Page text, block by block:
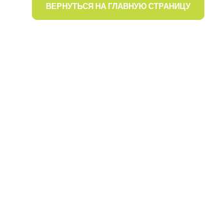
ВЕРНУТЬСЯ НА ГЛАВНУЮ СТРАНИЦУ